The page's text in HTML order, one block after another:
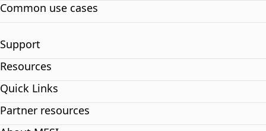
Common use cases
Support
Resources
Quick Links
Partner resources